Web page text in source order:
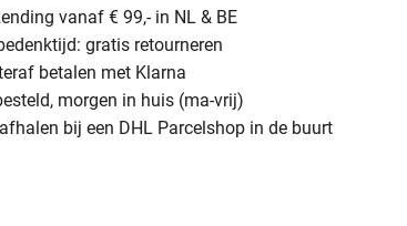
vanaf € 99,- in NL & BE
gratis retourneren
betalen met Klarna
morgen in huis (ma-vrij)
bij een DHL Parcelshop in de buurt